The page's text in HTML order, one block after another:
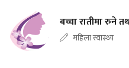
बच्चा रातीमा रुने
महिला स्वास्थ्य